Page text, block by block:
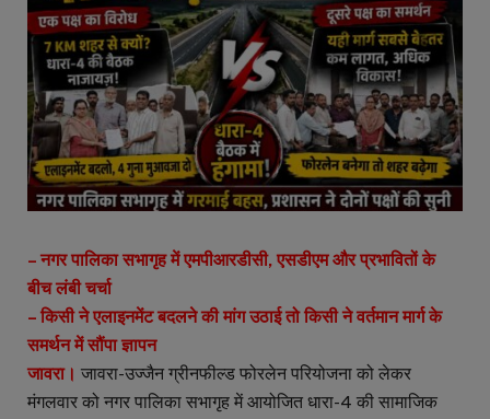
– नगर पालिका सभागृह में एमपीआरडीसी, एसडीएम और प्रभावितों के
बीच लंबी चर्चा
– किसी ने एलाइनमेंट बदलने की मांग उठाई तो किसी ने वर्तमान मार्ग के
समर्थन में सौंपा ज्ञापन
जावरा। जावरा-उज्जैन ग्रीनफील्ड फोरलेन परियोजना को लेकर
मंगलवार को नगर पालिका सभागृह में आयोजित धारा-4 की सामाजिक